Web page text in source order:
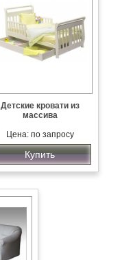
Детские кровати из
массива
Цена: по запросу
Купить